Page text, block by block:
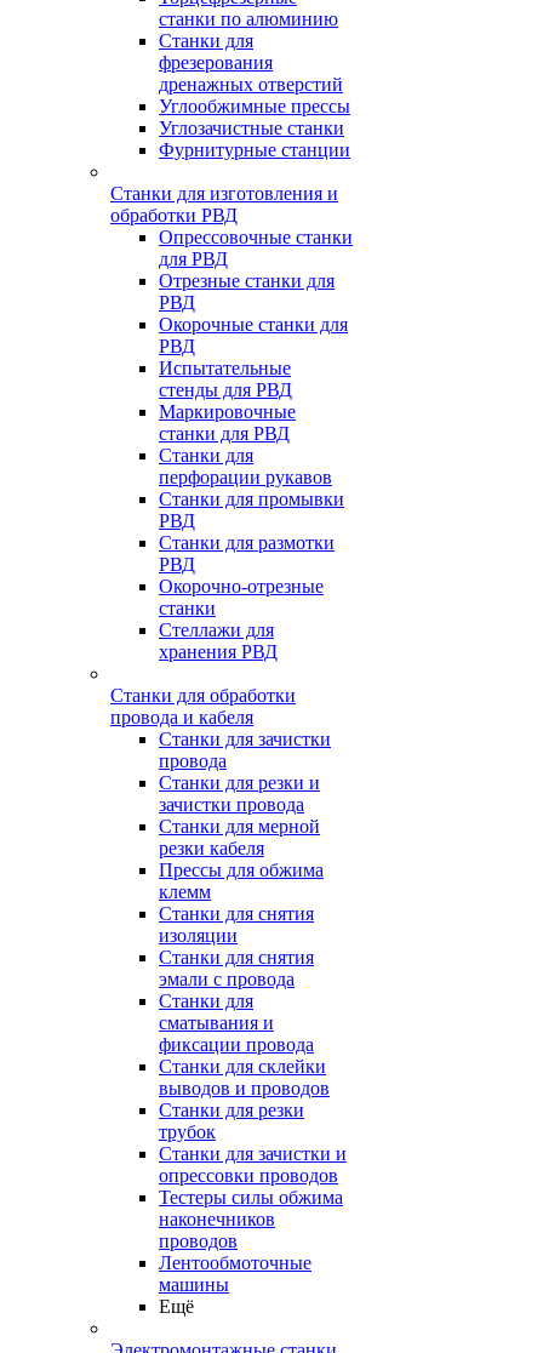
станки по алюминию
Станки для
фрезерования
дренажных отверстий
Углообжимные прессы
Углозачистные станки
Фурнитурные станции
Станки для изготовления и
обработки РВД
Опрессовочные станки
для РВД
Отрезные станки для
РВД
Окорочные станки для
РВД
Испытательные
стенды для РВД
Маркировочные
станки для РВД
Станки для
перфорации рукавов
Станки для промывки
РВД
Станки для размотки
РВД
Окорочно-отрезные
станки
Стеллажи для
хранения РВД
Станки для обработки
провода и кабеля
Станки для зачистки
провода
Станки для резки и
зачистки провода
Станки для мерной
резки кабеля
Прессы для обжима
клемм
Станки для снятия
изоляции
Станки для снятия
эмали с провода
Станки для
сматывания и
фиксации провода
Станки для склейки
выводов и проводов
Станки для резки
трубок
Станки для зачистки и
опрессовки проводов
Тестеры силы обжима
наконечников
проводов
Лентообмоточные
машины
Ещё